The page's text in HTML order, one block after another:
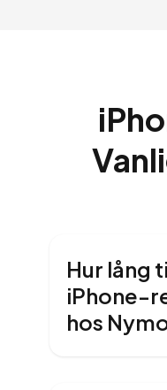
Hur lång
iPhone-
hos